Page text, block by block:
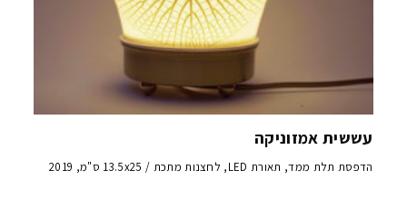
עששית אמזוניקה
הדפסת תלת ממד, תאורת LED, לחצנות מתכת / 13.5x25 ס"מ, 2019